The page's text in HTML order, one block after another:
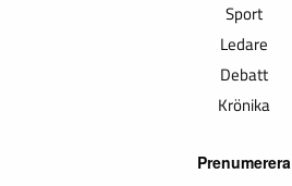
Sport
Ledare
Debatt
Krönika
Prenumerera